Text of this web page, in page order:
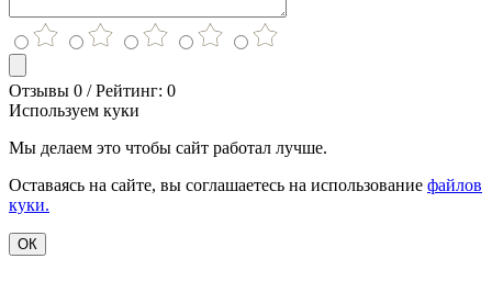
Отзывы 0 / Рейтинг: 0
Используем куки
Мы делаем это чтобы сайт работал лучше.
Оставаясь на сайте, вы соглашаетесь на использование файлов
куки.
ОК